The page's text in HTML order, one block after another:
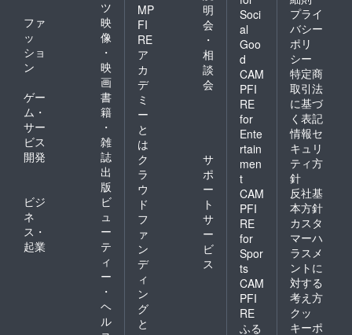
ツ
ファ
ッ
ショ
ン
映
像
・
映
画
ゲー
ム・
サー
ビス
開発
書
籍
・
雑
誌
出
版
ビジ
ネ
ス・
起業
ビ
ュ
ー
テ
ィ
ー
・
ヘ
ル
MP
FI
RE
ア
カ
デ
ミ
ー
と
は
明
会
・
相
談
会
ク
ラ
ウ
ド
フ
ァ
ン
デ
ィ
ン
グ
と
サ
ポ
ー
ト
サ
ー
ビ
ス
Soci
al
Goo
d
CAM
PFI
RE
for
Ente
rtain
men
t
CAM
PFI
RE
for
Spor
ts
CAM
PFI
RE
ふる
プライ
バシー
ポリ
シー
特定商
取引法
に基づ
く表記
情報セ
キュリ
ティ方
針
反社基
本方針
カスタ
マーハ
ラスメ
ントに
対する
考え方
クッ
キーポ